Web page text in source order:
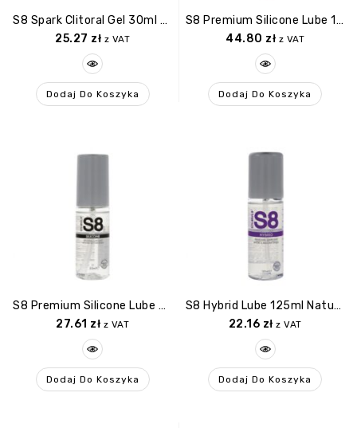
S8 Spark Clitoral Gel 30ml Warming
25.27 zł z VAT
Dodaj Do Koszyka
S8 Premium Silicone Lube 125ml Original
44.80 zł z VAT
Dodaj Do Koszyka
S8 Premium Silicone Lube 50ml Original
27.61 zł z VAT
Dodaj Do Koszyka
S8 Hybrid Lube 125ml Natural
22.16 zł z VAT
Dodaj Do Koszyka